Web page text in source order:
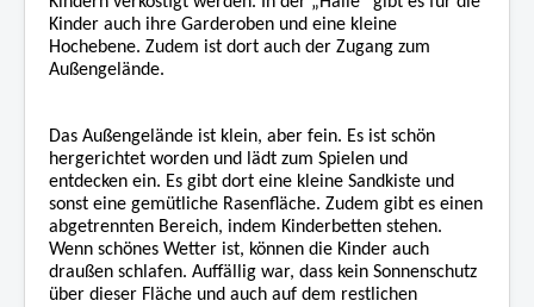
Kinder auch ihre Garderoben und eine kleine
Hochebene. Zudem ist dort auch der Zugang zum
Außengelände.
Das Außengelände ist klein, aber fein. Es ist schön
hergerichtet worden und lädt zum Spielen und
entdecken ein. Es gibt dort eine kleine Sandkiste und
sonst eine gemütliche Rasenfläche. Zudem gibt es einen
abgetrennten Bereich, indem Kinderbetten stehen.
Wenn schönes Wetter ist, können die Kinder auch
draußen schlafen. Auffällig war, dass kein Sonnenschutz
über dieser Fläche und auch auf dem restlichen